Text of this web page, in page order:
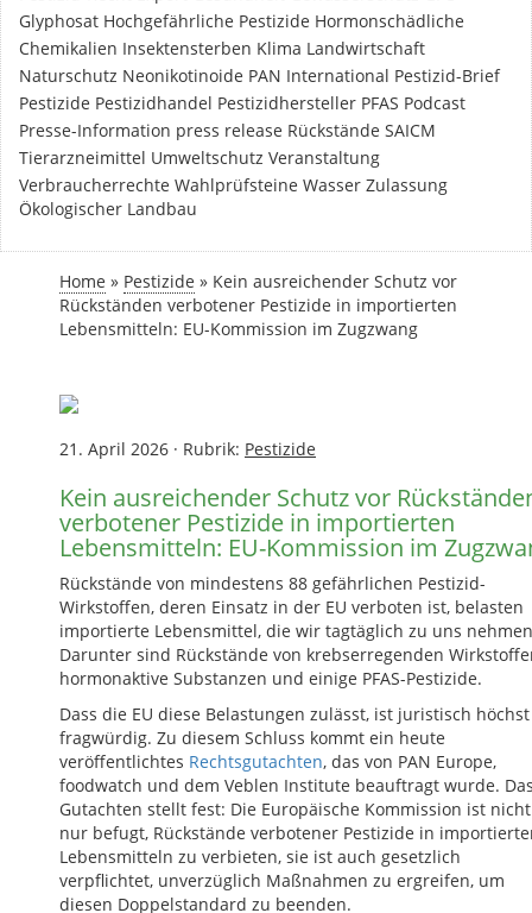
Glyphosat Hochgefährliche Pestizide Hormonschädliche
Chemikalien Insektensterben Klima Landwirtschaft
Naturschutz Neonikotinoide PAN International Pestizid-Brief
Pestizide Pestizidhandel Pestizidhersteller PFAS Podcast
Presse-Information press release Rückstände SAICM
Tierarzneimittel Umweltschutz Veranstaltung
Verbraucherrechte Wahlprüfsteine Wasser Zulassung
Ökologischer Landbau
Home » Pestizide » Kein ausreichender Schutz vor
Rückständen verbotener Pestizide in importierten
Lebensmitteln: EU-Kommission im Zugzwang
21. April 2026 · Rubrik: Pestizide
Kein ausreichender Schutz vor
verbotener Pestizide in importierten
Lebensmitteln: EU-Kommission im
Rückstände von mindestens 88 gefährlichen Pestizid-
Wirkstoffen, deren Einsatz in der EU verboten ist, belasten
importierte Lebensmittel, die wir tagtäglich zu uns
Darunter sind Rückstände von krebserregenden
hormonaktive Substanzen und einige PFAS-Pestizide.
Dass die EU diese Belastungen zulässt, ist juristisch höchst
fragwürdig. Zu diesem Schluss kommt ein heute
veröffentlichtes Rechtsgutachten, das von PAN Europe,
foodwatch und dem Veblen Institute beauftragt wurde.
Gutachten stellt fest: Die Europäische Kommission ist nicht
nur befugt, Rückstände verbotener Pestizide in
Lebensmitteln zu verbieten, sie ist auch gesetzlich
verpflichtet, unverzüglich Maßnahmen zu ergreifen, um
diesen Doppelstandard zu beenden.